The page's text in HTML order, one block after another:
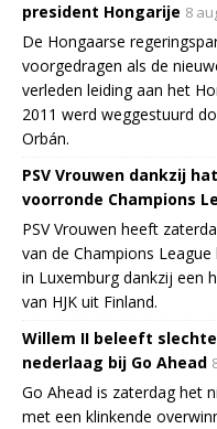
president Hongarije 8
De Hongaarse
voorgedragen als de
verleden leiding aan het
2011 werd weggestuurd
Orbán.
PSV Vrouwen dankzij
voorronde Champions
PSV Vrouwen heeft
van de Champions
in Luxemburg dankzij een
van HJK uit Finland.
Willem II beleeft
nederlaag bij Go Ahead
Go Ahead is zaterdag het
met een klinkende